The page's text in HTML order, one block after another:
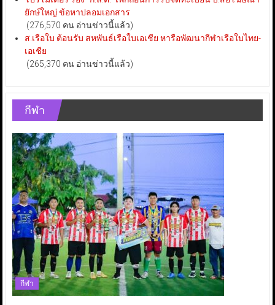
ยักษ์ใหญ่ ข้อหาปลอมเอกสาร
(276,570 คน อ่านข่าวนี้แล้ว)
ส.เรือใบ ต้อนรับ สหพันธ์เรือใบเอเชีย หารือพัฒนากีฬาเรือใบไทย-
เอเชีย
(265,370 คน อ่านข่าวนี้แล้ว)
กีฬา
กีฬา